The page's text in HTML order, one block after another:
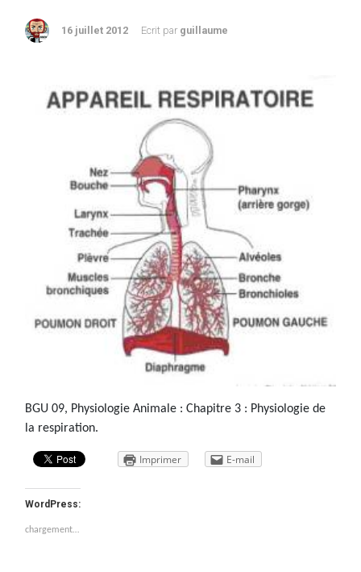
16 juillet 2012 Ecrit par guillaume
BGU 09, Physiologie Animale : Chapitre 3 : Physiologie de
la respiration.
Imprimer E-mail
WordPress:
chargement…